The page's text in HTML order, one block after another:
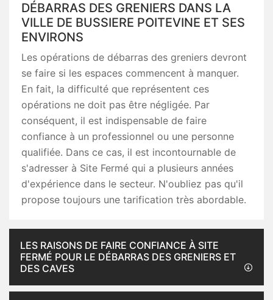
DÉBARRAS DES GRENIERS DANS LA
VILLE DE BUSSIERE POITEVINE ET SES
ENVIRONS
Les opérations de débarras des greniers devront
se faire si les espaces commencent à manquer.
En fait, la difficulté que représentent ces
opérations ne doit pas être négligée. Par
conséquent, il est indispensable de faire
confiance à un professionnel ou une personne
qualifiée. Dans ce cas, il est incontournable de
s'adresser à Site Fermé qui a plusieurs années
d'expérience dans le secteur. N'oubliez pas qu'il
propose toujours une tarification très abordable.
LES RAISONS DE FAIRE CONFIANCE À SITE
FERMÉ POUR LE DÉBARRAS DES GRENIERS ET
DES CAVES